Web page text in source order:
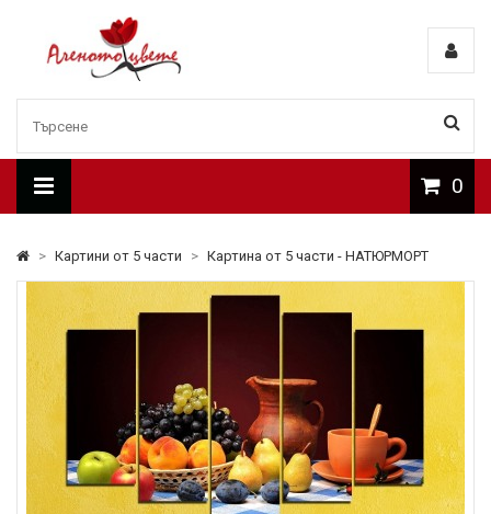
0
> Картини от 5 части > Картина от 5 части - НАТЮРМОРТ